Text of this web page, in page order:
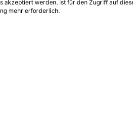
akzeptiert werden, ist für den Zugriff auf
mehr erforderlich.